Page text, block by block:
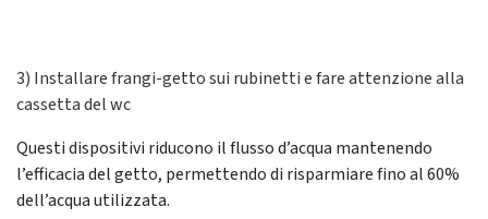
3) Installare frangi-getto sui rubinetti e fare attenzione alla
cassetta del wc
Questi dispositivi riducono il flusso d’acqua mantenendo
l’efficacia del getto, permettendo di risparmiare fino al 60%
dell’acqua utilizzata.